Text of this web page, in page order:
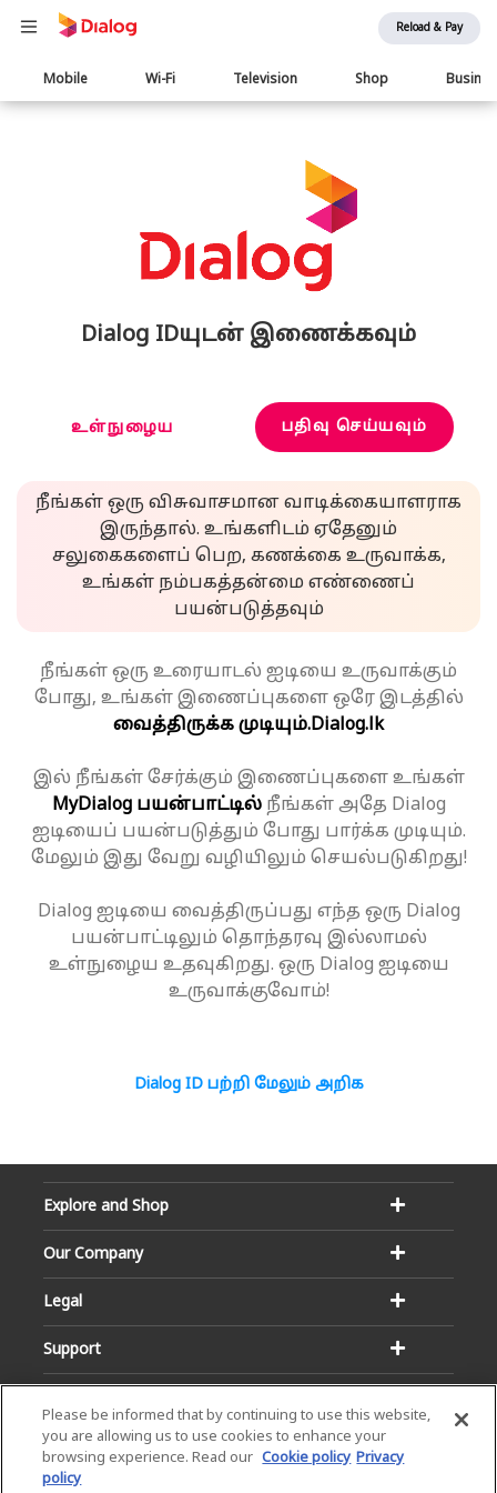
Reload & Pay
Main
navigation
Mobile Wi-Fi Television Shop
Dialog IDயுடன் இணைக்கவும்
உள்நுழைய பதிவு செய்யவும்
நீங்கள் ஒரு விசுவாசமான வாடிக்கையாளராக
இருந்தால். உங்களிடம் ஏதேனும்
சலுகைகளைப் பெற, கணக்கை உருவாக்க,
உங்கள் நம்பகத்தன்மை எண்ணைப்
பயன்படுத்தவும்
நீங்கள் ஒரு உரையாடல் ஐடியை உருவாக்கும்
போது, உங்கள் இணைப்புகளை ஒரே இடத்தில்
வைத்திருக்க முடியும்.Dialog.lk
இல் நீங்கள் சேர்க்கும் இணைப்புகளை உங்கள்
MyDialog பயன்பாட்டில்நீங்கள் அதே Dialog
ஐடியைப் பயன்படுத்தும் போது பார்க்க முடியும்.
மேலும் இது வேறு வழியிலும் செயல்படுகிறது!
Dialog ஐடியை வைத்திருப்பது எந்த ஒரு Dialog
பயன்பாட்டிலும் தொந்தரவு இல்லாமல்
உள்நுழைய உதவுகிறது. ஒரு Dialog ஐடியை
உருவாக்குவோம்!
Dialog ID பற்றி மேலும் அறிக
Explore and Shop
Our Company
Legal
Support
Please be informed that by continuing to use this website,
you are allowing us to use cookies to enhance your
browsing experience. Read our Cookie policy Privacy
policy